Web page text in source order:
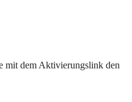
mit dem Aktivierungslink den